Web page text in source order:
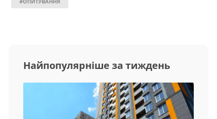
Найпопулярніше за тиждень